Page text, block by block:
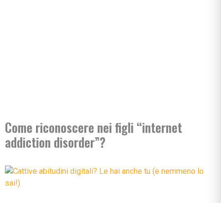
Come riconoscere nei figli “internet
addiction disorder”?